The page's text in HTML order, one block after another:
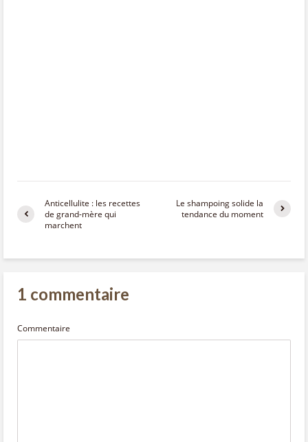
Anticellulite : les recettes
de grand-mère qui
marchent
Le shampoing solide la
tendance du moment
1 commentaire
Commentaire